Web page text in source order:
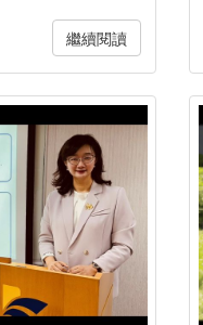
繼續閱讀